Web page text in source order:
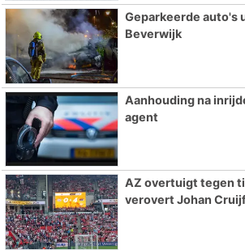
Geparkeerde auto's
Beverwijk
Aanhouding na
agent
AZ overtuigt tegen
verovert Johan